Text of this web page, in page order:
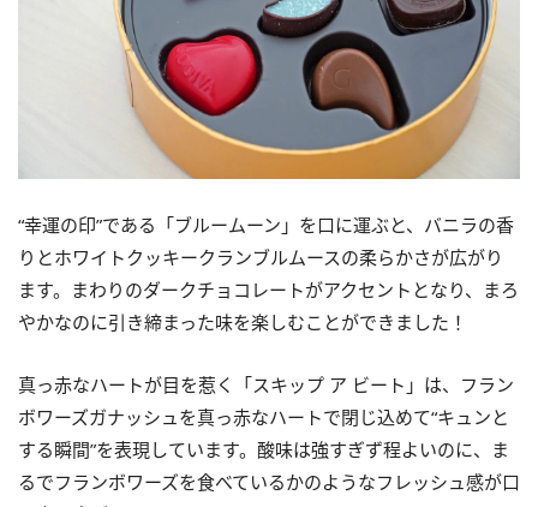
“幸運の印”である「ブルームーン」を口に運ぶと、バニラの香
りとホワイトクッキークランブルムースの柔らかさが広がり
ます。まわりのダークチョコレートがアクセントとなり、まろ
やかなのに引き締まった味を楽しむことができました！
真っ赤なハートが目を惹く「スキップ ア ビート」は、フラン
ボワーズガナッシュを真っ赤なハートで閉じ込めて“キュンと
する瞬間”を表現しています。酸味は強すぎず程よいのに、ま
るでフランボワーズを食べているかのようなフレッシュ感が口